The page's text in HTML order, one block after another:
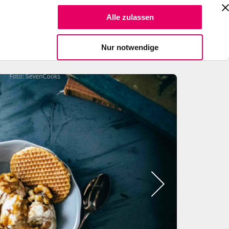
Alle zulassen
Nur notwendige
Spendiere einen Kaffee
Suche
Bild